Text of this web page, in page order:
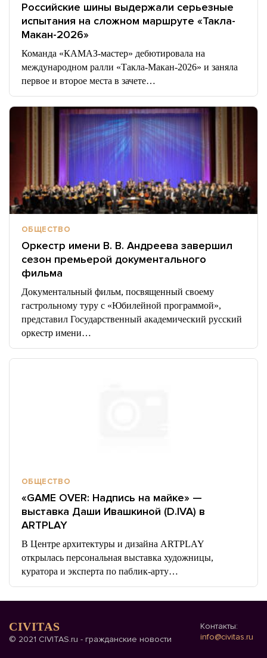
Российские шины выдержали серьезные
испытания на сложном маршруте «Такла-
Макан-2026»
Команда «КАМАЗ-мастер» дебютировала на
международном ралли «Такла-Макан-2026» и заняла
первое и второе места в зачете…
ОБЩЕСТВО
Оркестр имени В. В. Андреева завершил
сезон премьерой документального
фильма
Документальный фильм, посвященный своему
гастрольному туру с «Юбилейной программой»,
представил Государственный академический русский
оркестр имени…
ОБЩЕСТВО
«GAME OVER: Надпись на майке» —
выставка Даши Ивашкиной (D.IVA) в
ARTPLAY
В Центре архитектуры и дизайна ARTPLAY
открылась персональная выставка художницы,
куратора и эксперта по паблик-арту…
CIVITAS
© 2021 CIVITAS.ru - гражданские новости
Контакты:
info@civitas.ru